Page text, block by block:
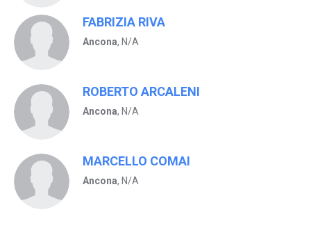
FABRIZIA RIVA
Ancona, N/A
ROBERTO ARCALENI
Ancona, N/A
MARCELLO COMAI
Ancona, N/A